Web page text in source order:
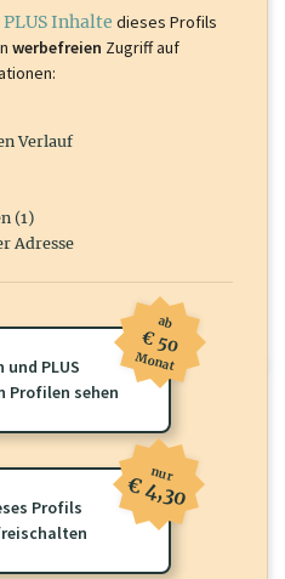
wirtschaft.at PLUS Inhalte
Schalten Sie dieses Profil frei
Inhalte zu sehen.
Inhalte dieses Profils
werbefreien Zugriff auf
Verlauf
(1)
Adresse
PLUS
Profilen sehen
ab
€ 50
Monat
Profils
nur
€ 4,30